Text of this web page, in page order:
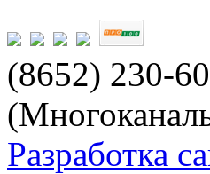
(8652) 230-
Разработка